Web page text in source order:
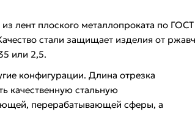
из лент плоского металлопроката по
стали защищает изделия от
или 2,5.
конфигурации. Длина отрезка
качественную стальную
перерабатывающей сферы, а